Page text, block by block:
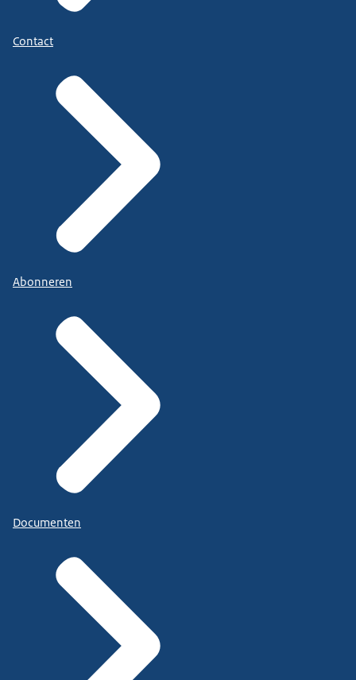
Contact
Abonneren
Documenten